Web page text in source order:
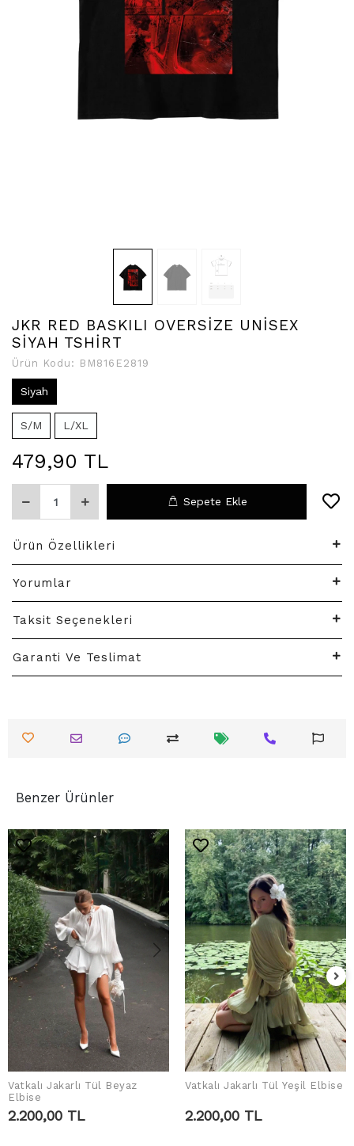
JKR RED BASKILI OVERSİZE UNİSEX
SİYAH TSHİRT
Ürün Kodu: BM816E2819
Siyah
S/M L/XL
479,90 TL
Sepete Ekle
Ürün Özellikleri
Yorumlar
Taksit Seçenekleri
Garanti Ve Teslimat
Benzer Ürünler
SEPETE EKLE
Vatkalı Jakarlı Tül Beyaz
Elbise
2.200,00 TL
SEPETE EKLE
Vatkalı Jakarlı Tül Yeşil Elbise
2.200,00 TL